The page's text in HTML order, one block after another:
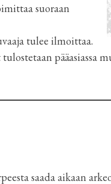
suoraan
tulee ilmoittaa.
pääasiassa
saada aikaan